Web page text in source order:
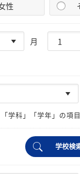
性
月
学科」「学年」の項
学校検